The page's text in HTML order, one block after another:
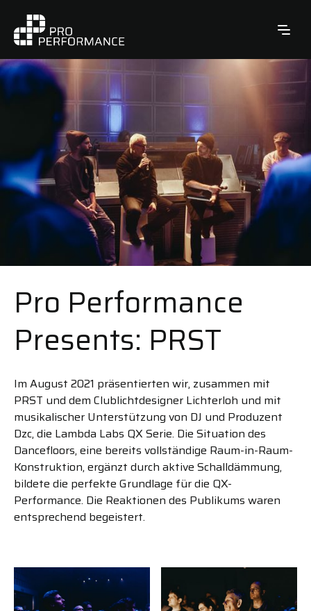
Pro Performance
Presents: PRST
Im August 2021 präsentierten wir, zusammen mit
PRST und dem Clublichtdesigner Lichterloh und mit
musikalischer Unterstützung von DJ und Produzent
Dzc, die Lambda Labs QX Serie. Die Situation des
Dancefloors, eine bereits vollständige Raum-in-Raum-
Konstruktion, ergänzt durch aktive Schalldämmung,
bildete die perfekte Grundlage für die QX-
Performance. Die Reaktionen des Publikums waren
entsprechend begeistert.